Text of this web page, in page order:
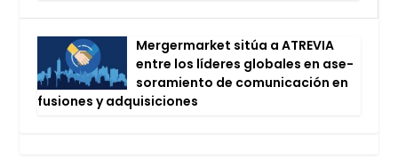
Mer­ger­mar­ket sitúa a ATRE­VIA
entre los líde­res glo­ba­les en ase­
so­ra­mien­to de comu­ni­ca­ción en
fusio­nes y adqui­si­cio­nes